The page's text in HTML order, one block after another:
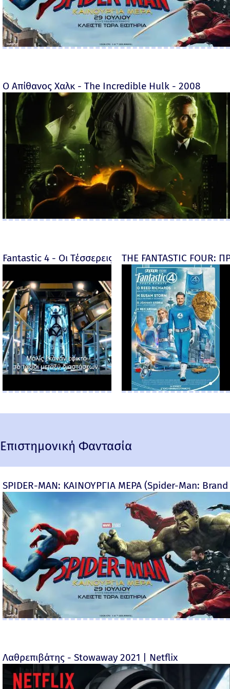
Ο Απίθανος Χαλκ - The Incredible Hulk - 2008
Fantastic 4 - Οι Τέσσερεις Φανταστικοί - Fantastic
THE FANTASTIC
Επιστημονική Φαντασία
SPIDER-MAN: ΚΑΙΝΟΥΡΓΙΑ ΜΕΡΑ (Spider-Man:
Λαθρεπιβάτης - Stowaway 2021 | Netflix